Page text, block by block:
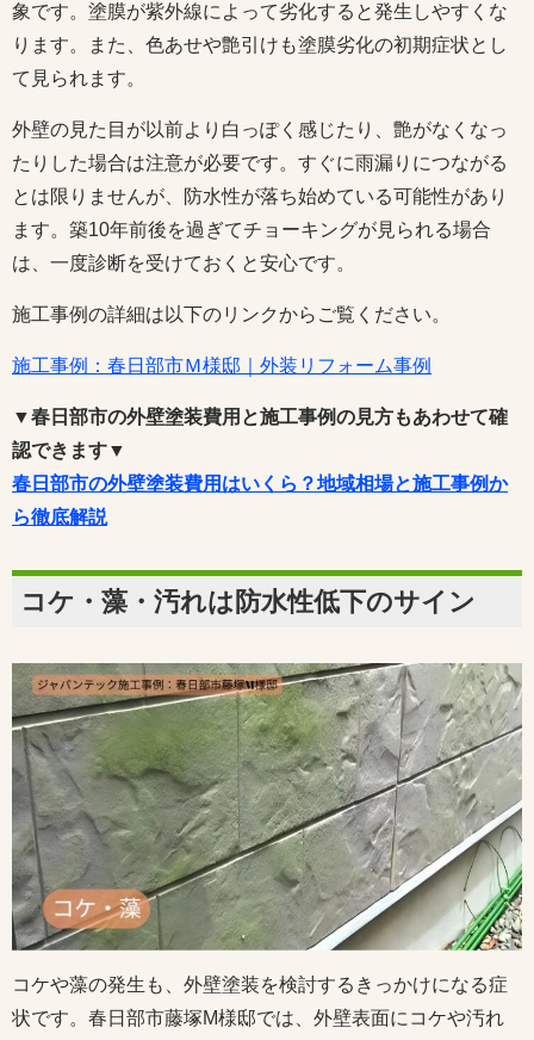
象です。塗膜が紫外線によって劣化すると発生しやすくな
ります。また、色あせや艶引けも塗膜劣化の初期症状とし
て見られます。
外壁の見た目が以前より白っぽく感じたり、艶がなくなっ
たりした場合は注意が必要です。すぐに雨漏りにつながる
とは限りませんが、防水性が落ち始めている可能性があり
ます。築10年前後を過ぎてチョーキングが見られる場合
は、一度診断を受けておくと安心です。
施工事例の詳細は以下のリンクからご覧ください。
施工事例：春日部市Ｍ様邸｜外装リフォーム事例
▼春日部市の外壁塗装費用と施工事例の見方もあわせて確
認できます▼
春日部市の外壁塗装費用はいくら？地域相場と施工事例か
ら徹底解説
コケ・藻・汚れは防水性低下のサイン
コケや藻の発生も、外壁塗装を検討するきっかけになる症
状です。春日部市藤塚M様邸では、外壁表面にコケや汚れ